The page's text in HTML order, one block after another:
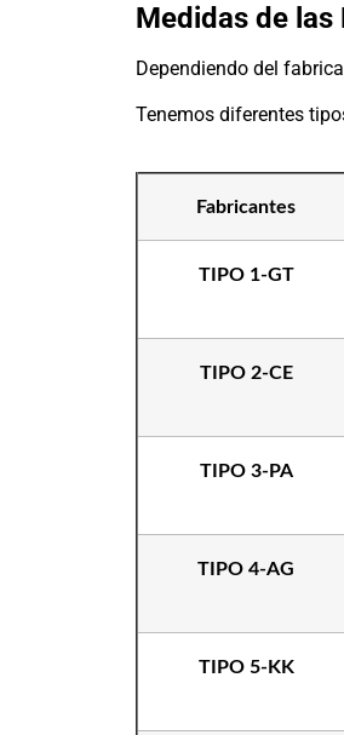
Medidas de las
Dependiendo del
Tenemos diferentes
Fabricantes
TIPO 1-GT
TIPO 2-CE
TIPO 3-PA
TIPO 4-AG
TIPO 5-KK